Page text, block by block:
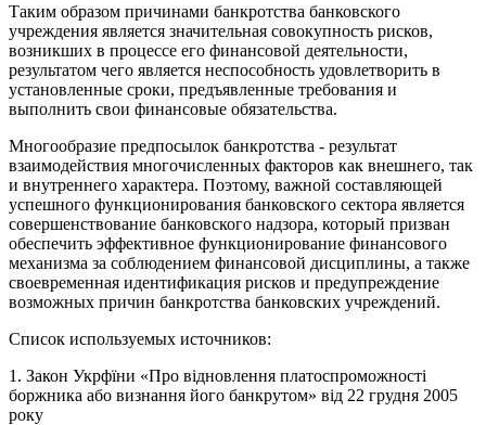
Таким образом причинами банкротства банковского
учреждения является значительная совокупность рисков,
возникших в процессе его финансо­вой деятельности,
результатом чего является неспособность удовлетворить в
установленные сроки, предъявленные требования и
выполнить свои финансовые обязатель­ства.
Многообразие предпосылок банкротства - результат
взаимодействия многочисленных факторов как внешнего, так
и внутреннего характера. Поэтому, важной составляющей
успешного функционирования банковского сектора является
совершенствование банковского надзора, который призван
обеспечить эффективное функционирование финансового
механизма за соблюдением финансовой дисциплины, а также
своевременная идентификация рисков и предупреждение
возможных причин банкротства банковских учреждений.
Список используемых источников:
1. Закон Укрфїни «Про відновлення платоспроможності
боржника або визнання його банкрутом» від 22 грудня 2005
року